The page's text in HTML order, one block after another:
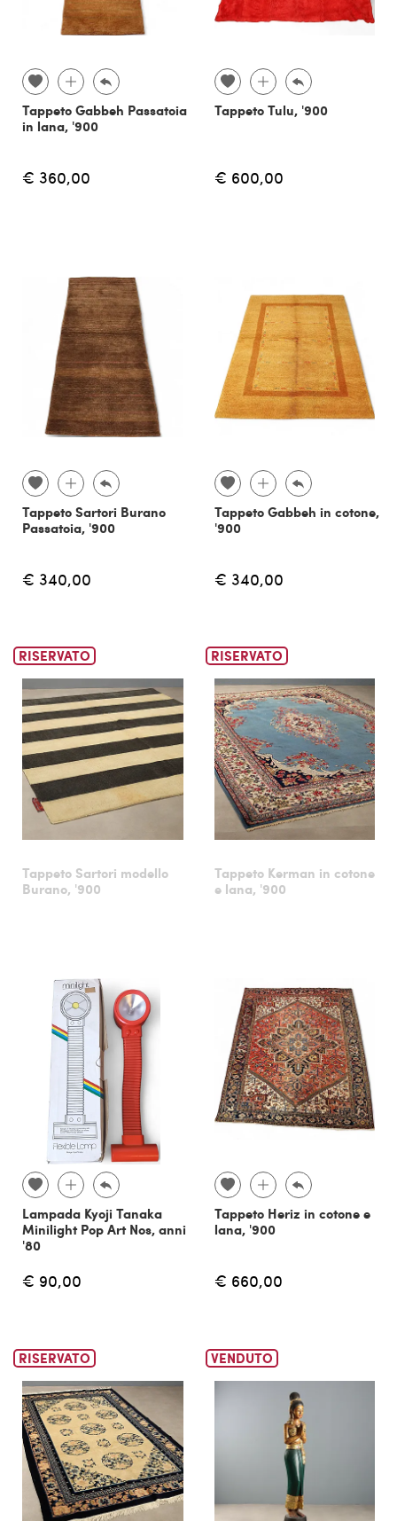
Tappeto Gabbeh Passatoia
in lana, '900
€ 360,00
Tappeto Tulu, '900
€ 600,00
Tappeto Sartori Burano
Passatoia, '900
€ 340,00
Tappeto Gabbeh in cotone,
'900
€ 340,00
RISERVATO
Tappeto Sartori modello
Burano, '900
RISERVATO
Tappeto Kerman in cotone
e lana, '900
Lampada Kyoji Tanaka
Minilight Pop Art Nos, anni
'80
€ 90,00
Tappeto Heriz in cotone e
lana, '900
€ 660,00
RISERVATO VENDUTO